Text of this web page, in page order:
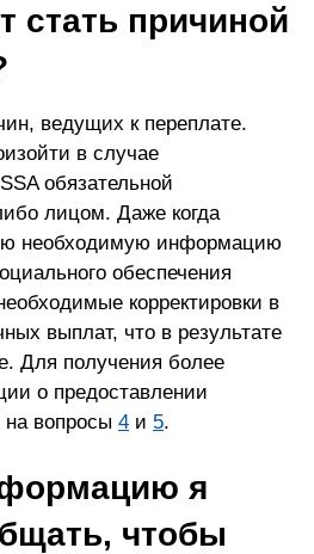
стать причиной
ведущих к переплате.
в случае
обязательной
лицом. Даже когда
необходимую информацию
обеспечения
корректировки в
выплат, что в результате
Для получения более
о предоставлении
вопросы 4 и 5.
я
чтобы